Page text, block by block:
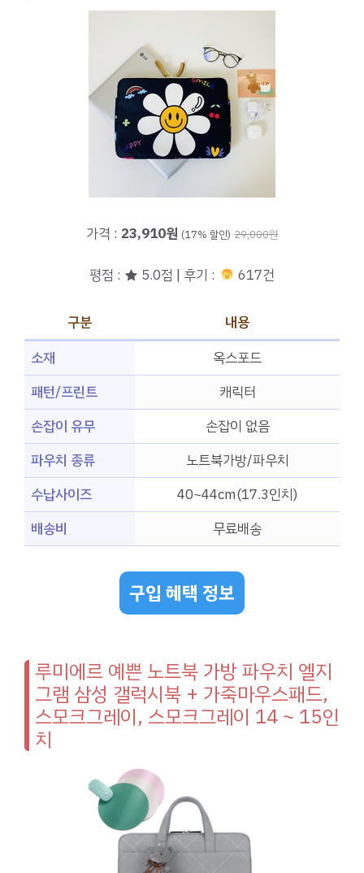
가격 : 23,910원 (17% 할인) 29,000원
평점 : ★ 5.0점 | 후기 : 617건
구분
내용
소재
옥스포드
패턴/프린트
캐릭터
손잡이 유무
손잡이 없음
파우치 종류
노트북가방/파우치
수납사이즈
40~44cm(17.3인치)
배송비
무료배송
구입 혜택 정보
루미에르 예쁜 노트북 가방 파우치 엘지
그램 삼성 갤럭시북 + 가죽마우스패드,
스모크그레이, 스모크그레이 14 ~ 15인
치